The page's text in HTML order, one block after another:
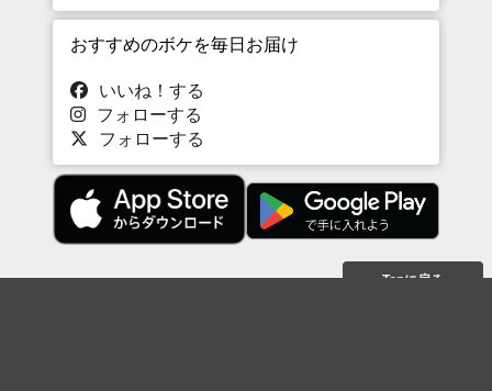
おすすめのボケを毎日お届け
いいね！する
フォローする
フォローする
Topに戻る